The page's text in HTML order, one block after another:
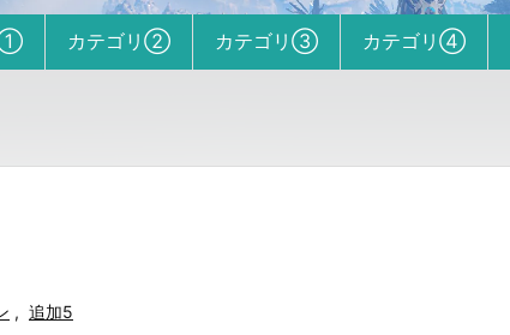
① カテゴリ② カテゴリ③ カテゴリ④
, 追加5